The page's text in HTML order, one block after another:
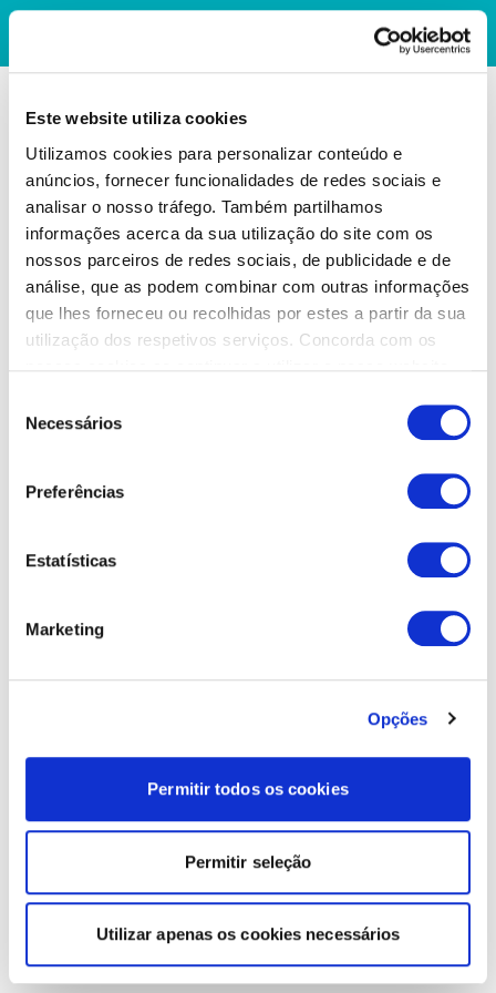
Este website utiliza cookies
Utilizamos cookies para personalizar conteúdo e
anúncios, fornecer funcionalidades de redes sociais e
analisar o nosso tráfego. Também partilhamos
informações acerca da sua utilização do site com os
nossos parceiros de redes sociais, de publicidade e de
análise, que as podem combinar com outras informações
que lhes forneceu ou recolhidas por estes a partir da sua
utilização dos respetivos serviços. Concorda com os
Necessários
Preferências
Estatísticas
Marketing
Opções
Permitir todos os cookies
Permitir seleção
Utilizar apenas os cookies necessários